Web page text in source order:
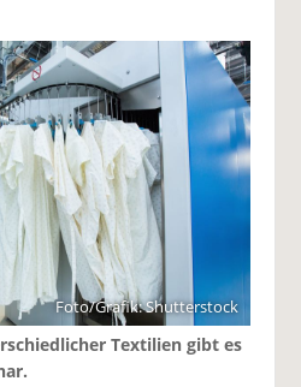
Foto/Grafik: Shutterstock
Textilien gibt es